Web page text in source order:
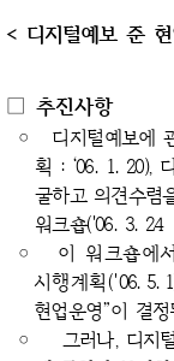
< 디지털예보 준
□ 추진사항
◦
디지털예보에
획 : ‘06. 1. 20),
굴하고 의견수렴
워크숍('06. 3. 24
◦
이 워크숍에
시행계획('06. 5.
현업운영”이 결정
◦
그러나, 디지